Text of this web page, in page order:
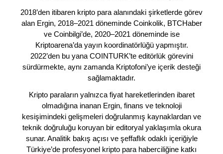
2018’den itibaren kripto para alanındaki şirketlerde görev
alan Ergin, 2018–2021 döneminde Coinkolik, BTCHaber
ve Coinbilgi’de, 2020–2021 döneminde ise
Kriptoarena’da yayın koordinatörlüğü yapmıştır.
2022’den bu yana COINTURK’te editörlük görevini
sürdürmekte, aynı zamanda Kriptofoni’ye içerik desteği
sağlamaktadır.
Kripto paraların yalnızca fiyat hareketlerinden ibaret
olmadığına inanan Ergin, finans ve teknoloji
kesişimindeki gelişmeleri doğrulanmış kaynaklardan ve
teknik doğruluğu koruyan bir editoryal yaklaşımla okura
sunar. Analitik bakış açısı ve şeffaflık odaklı içeriğiyle
Türkiye’de profesyonel kripto para haberciliğine katkı